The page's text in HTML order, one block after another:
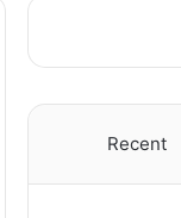
Recent